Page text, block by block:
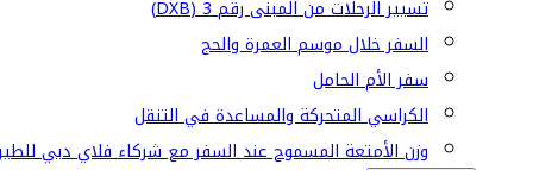
تسيير الرحلات من المبنى رقم 3 (DXB)
السفر خلال موسم العمرة والحج
سفر الأم الحامل
الكراسي المتحركة والمساعدة في التنقل
وزن الأمتعة المسموح عند السفر مع شركاء فلاي دبي